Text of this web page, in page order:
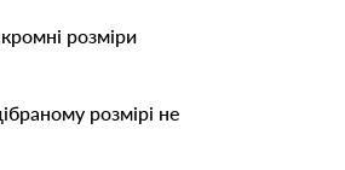
розміри
розмірі не